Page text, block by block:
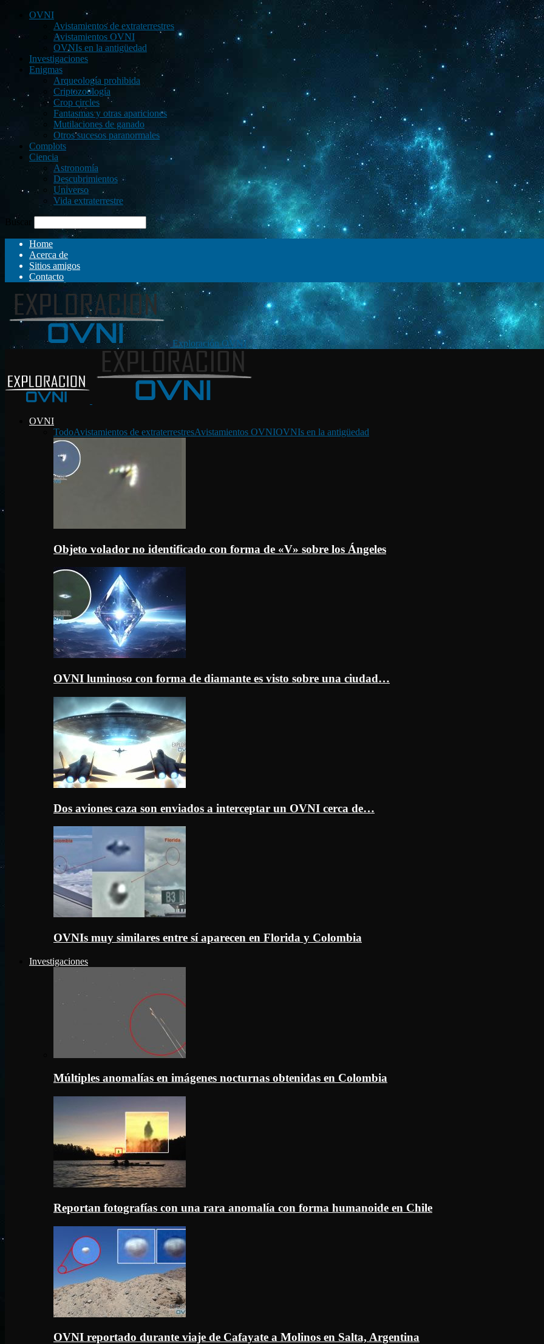
OVNI
Avistamientos de extraterrestres
Avistamientos OVNI
OVNIs en la antigüedad
Investigaciones
Enigmas
Arqueología prohibida
Criptozoología
Crop circles
Fantasmas y otras apariciones
Mutilaciones de ganado
Otros sucesos paranormales
Complots
Ciencia
Astronomía
Descubrimientos
Universo
Vida extraterrestre
Buscar
Home
Acerca de
Sitios amigos
Contacto
Exploración OVNI
OVNI
TodoAvistamientos de extraterrestresAvistamientos OVNIOVNIs en la antigüedad
Objeto volador no identificado con forma de «V» sobre los Ángeles
OVNI luminoso con forma de diamante es visto sobre una ciudad…
Dos aviones caza son enviados a interceptar un OVNI cerca de…
OVNIs muy similares entre sí aparecen en Florida y Colombia
Investigaciones
Múltiples anomalías en imágenes nocturnas obtenidas en Colombia
Reportan fotografías con una rara anomalía con forma humanoide en Chile
OVNI reportado durante viaje de Cafayate a Molinos en Salta, Argentina